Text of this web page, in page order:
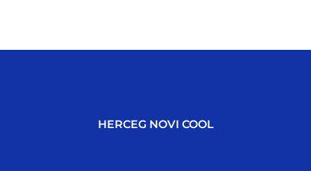
HERCEG NOVI COOL